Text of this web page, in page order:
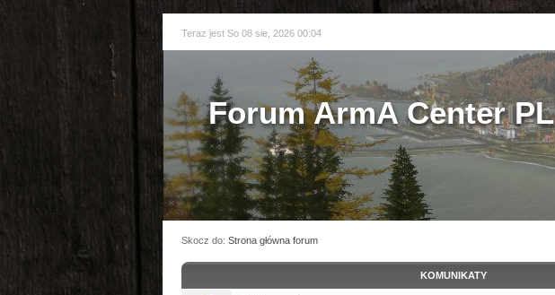
Teraz jest So 08 sie, 2026 00:04
Forum ArmA Center PL
Skocz do: Strona główna forum
KOMUNIKATY